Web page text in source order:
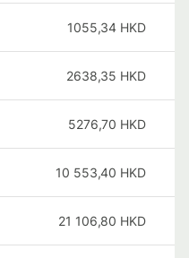
1055,34 HKD
2638,35 HKD
5276,70 HKD
10 553,40 HKD
21 106,80 HKD